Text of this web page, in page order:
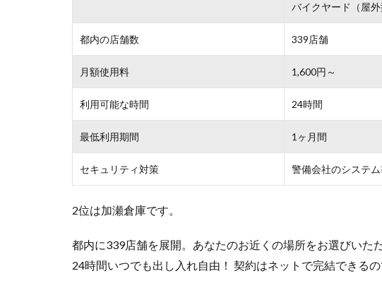
バイクヤード（屋外
都内の店舗数 339店舗
月額使用料 1,600円～
利用可能な時間 24時間
最低利用期間 1ヶ月間
セキュリティ対策 警備会社のシステ
2位は加瀬倉庫です。
都内に339店舗を展開。あなたのお近くの場所をお選びいた
24時間いつでも出し入れ自由！ 契約はネットで完結できる